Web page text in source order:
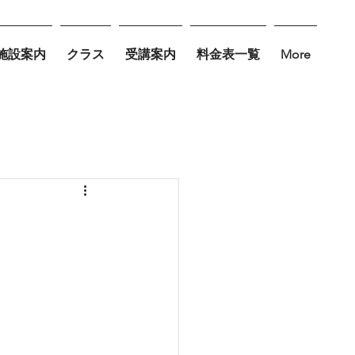
設案内 クラス 受講案内 料金表一覧 More